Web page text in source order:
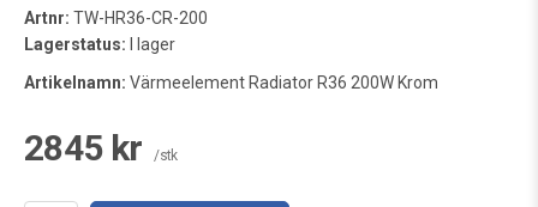
Artnr: TW-HR36-CR-200
Lagerstatus: I lager
Artikelnamn: Värmeelement Radiator R36 200W Krom
2845 kr /stk